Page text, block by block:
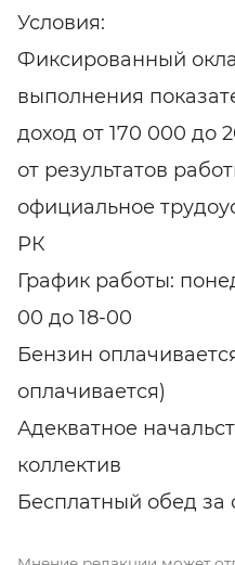
Условия:
Фиксированный
выполнения
доход от 170 000 до
от результатов
официальное
РК
График работы:
00 до 18-00
Бензин
оплачивается)
Адекватное
коллектив
Бесплатный обед за